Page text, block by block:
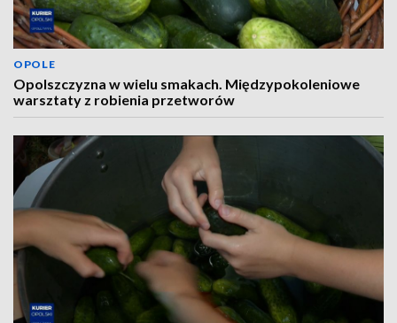
OPOLE
Opolszczyzna w wielu smakach. Międzypokoleniowe
warsztaty z robienia przetworów